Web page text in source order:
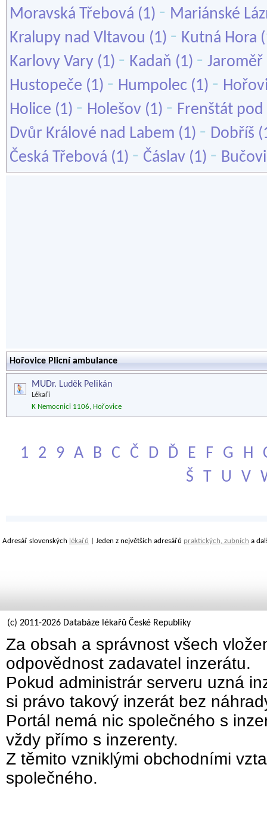
Moravská Třebová (1) - Mariánské
Kralupy nad Vltavou (1) - Kutná Hora
Karlovy Vary (1) - Kadaň (1) - Jaroměř
Hustopeče (1) - Humpolec (1) -
Holice (1) - Holešov (1) - Frenštát
Dvůr Králové nad Labem (1) - Dobříš
Česká Třebová (1) - Čáslav (1) -
Hořovice Plicní ambulance
MUDr. Luděk Pelikán
Lékaři
K Nemocnici 1106, Hořovice
1 2 9 A B C Č D Ď E F G H
Š
T U V
Adresář slovenských lékařů | Jeden z největších adresářů praktických, zubních a
(c) 2011-2026 Databáze lékařů České Republiky
Za obsah a správnost všech
odpovědnost zadavatel inzerátu.
Pokud administrár serveru uzná
si právo takový inzerát bez
Portál nemá nic společného s
vždy přímo s inzerenty.
Z těmito vzniklými obchodními
společného.